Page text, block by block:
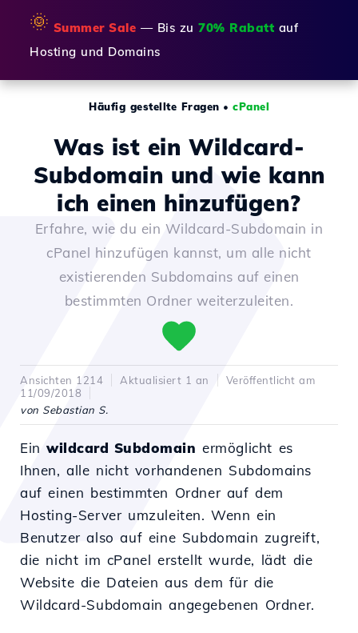
🌞 Summer Sale — Bis zu 70% Rabatt auf
Hosting und Domains
Häufig gestellte Fragen • cPanel
Was ist ein Wildcard-
Subdomain und wie kann
ich einen hinzufügen?
Erfahre, wie du ein Wildcard-Subdomain in
cPanel hinzufügen kannst, um alle nicht
existierenden Subdomains auf einen
bestimmten Ordner weiterzuleiten.
Ansichten 1214 Aktualisiert 1 an
Veröffentlicht am
11/09/2018
von Sebastian S.
Einwildcard Subdomain ermöglicht es
Ihnen, alle nicht vorhandenen Subdomains
auf einen bestimmten Ordner auf dem
Hosting-Server umzuleiten. Wenn ein
Benutzer also auf eine Subdomain zugreift,
die nicht im cPanel erstellt wurde, lädt die
Website die Dateien aus dem für die
Wildcard-Subdomain angegebenen Ordner.